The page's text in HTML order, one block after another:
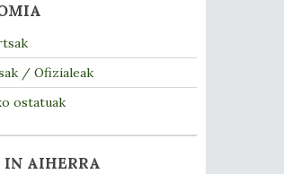
/ Ofizialeak
ostatuak
IN AIHERRA